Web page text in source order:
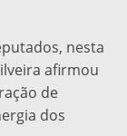
nesta
afirmou
de
dos